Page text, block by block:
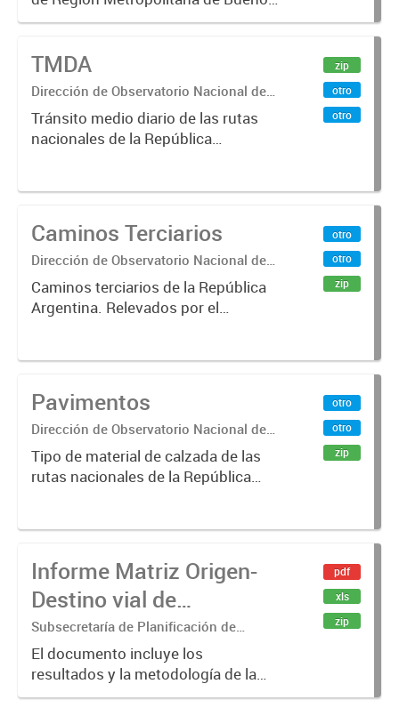
Aires (RMBA).-
TMDA
Dirección de Observatorio Nacional de
Transporte
Tránsito medio diario de las rutas
nacionales de la República
2017.
zip
otro
otro
Caminos Terciarios
Dirección de Observatorio Nacional de
Transporte
Caminos terciarios de la República
Argentina. Relevados por el
otro
otro
zip
Pavimentos
Dirección de Observatorio Nacional de
Transporte
Tipo de material de calzada de las
rutas nacionales de la República
2019.
otro
otro
zip
Informe Matriz Origen-
Destino vial de
Transporte de Cargas
Subsecretaría de Planificación de
Transporte de Cargas y Logística
El documento incluye los
resultados y la metodología de la
actualización al año 2014 del
pdf
xls
zip